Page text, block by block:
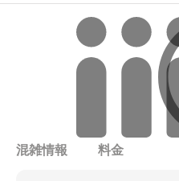
混雑情報 料金